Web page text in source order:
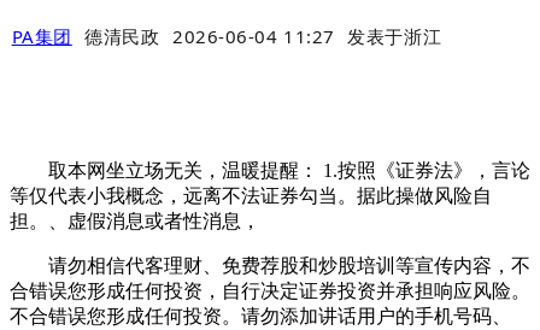
PA集团 德清民政 2026-06-04 11:27 发表于浙江
取本网坐立场无关，温暖提醒： 1.按照《证券法》，言论
等仅代表小我概念，远离不法证券勾当。据此操做风险自
担。、虚假消息或者性消息，
请勿相信代客理财、免费荐股和炒股培训等宣传内容，不
合错误您形成任何投资，自行决定证券投资并承担响应风险。
不合错误您形成任何投资。请勿添加讲话用户的手机号码、